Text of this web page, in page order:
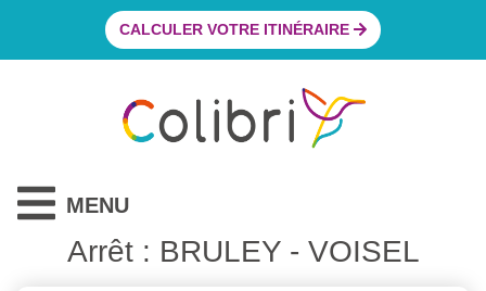
CALCULER VOTRE ITINÉRAIRE
MENU
Arrêt : BRULEY - VOISEL